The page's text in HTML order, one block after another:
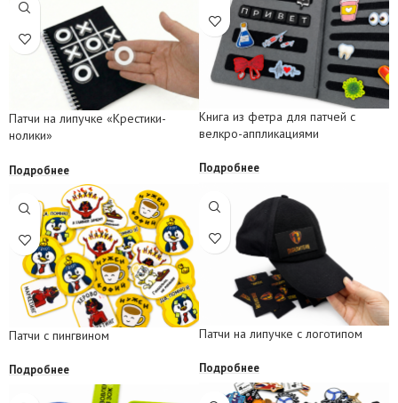
Книга из фетра для патчей с
велкро-аппликациями
Подробнее
Патчи на липучке «Крестики-
нолики»
Подробнее
Патчи на липучке с логотипом
Подробнее
Патчи с пингвином
Подробнее